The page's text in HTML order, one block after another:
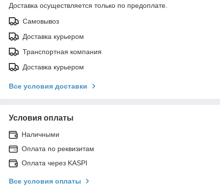
Доставка осуществляется только по предоплате.
Самовывоз
Доставка курьером
Транспортная компания
Доставка курьером
Все условия доставки
Условия оплаты
Наличными
Оплата по реквизитам
Оплата через KASPI
Все условия оплаты